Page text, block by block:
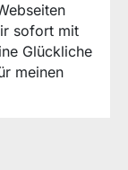
sofort mit
Glückliche
meinen